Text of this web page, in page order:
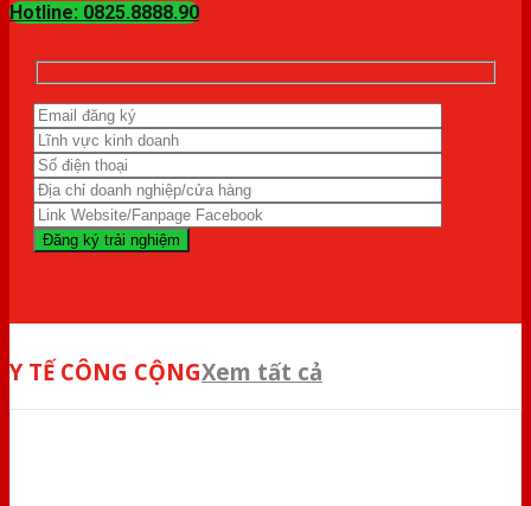
Hotline: 0825.8888.90
Y TẾ CÔNG CỘNGXem tất cả